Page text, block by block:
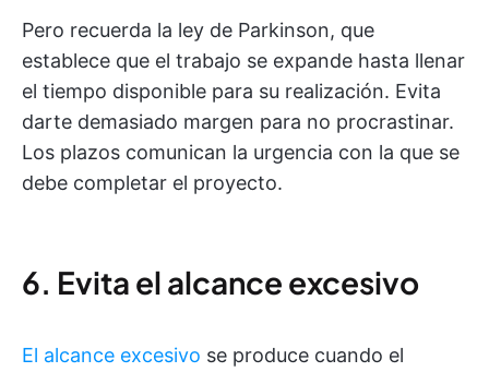
Pero recuerda la ley de Parkinson, que
establece que el trabajo se expande hasta llenar
el tiempo disponible para su realización. Evita
darte demasiado margen para no procrastinar.
Los plazos comunican la urgencia con la que se
debe completar el proyecto.
6. Evita el alcance excesivo
El alcance excesivo se produce cuando el